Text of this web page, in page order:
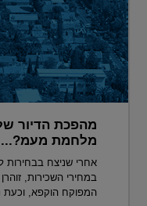
מהפכת הדיור
מלחמת מעמ?...
אחרי שניצח בבחירות
במחירי השכירות,
המפוקח הוקפא,